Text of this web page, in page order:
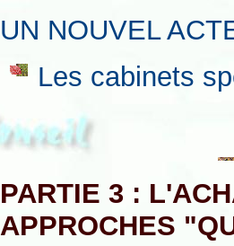
UN NOUVEL
Les cabinets
PARTIE 3 :
APPROCHES